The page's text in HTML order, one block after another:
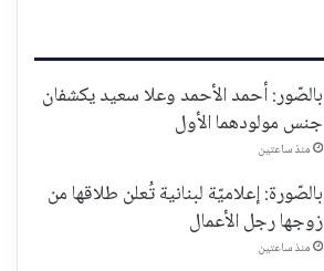
بالصّور: أحمد الأحمد وعلا سعيد يكشفان
جنس مولودهما الأول
منذ ساعتين
بالصّورة: إعلاميّة لبنانية تُعلن طلاقها من
زوجها رجل الأعمال
منذ ساعتين